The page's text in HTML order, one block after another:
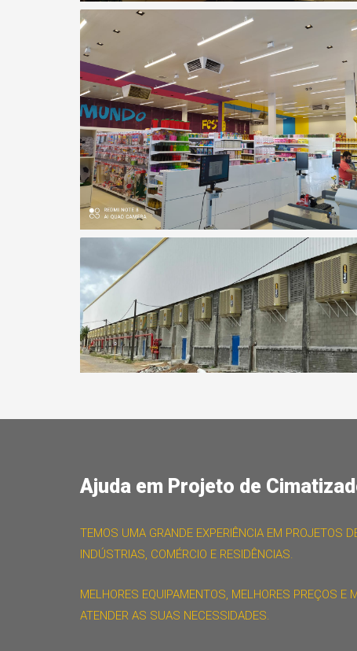
Ajuda em Projeto de
TEMOS UMA GRANDE EXPERIÊNCIA EM PROJETOS
INDÚSTRIAS, COMÉRCIO E RESIDÊNCIAS.
MELHORES EQUIPAMENTOS, MELHORES PREÇOS E
ATENDER AS SUAS NECESSIDADES.